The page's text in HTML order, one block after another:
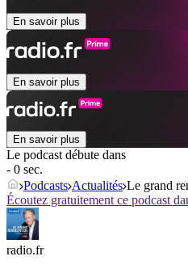
En savoir plus
En savoir plus
En savoir plus
Le podcast débute dans
- 0 sec.
Podcasts Actualités Le grand
Écoutez gratuitement ce podcast
radio.fr